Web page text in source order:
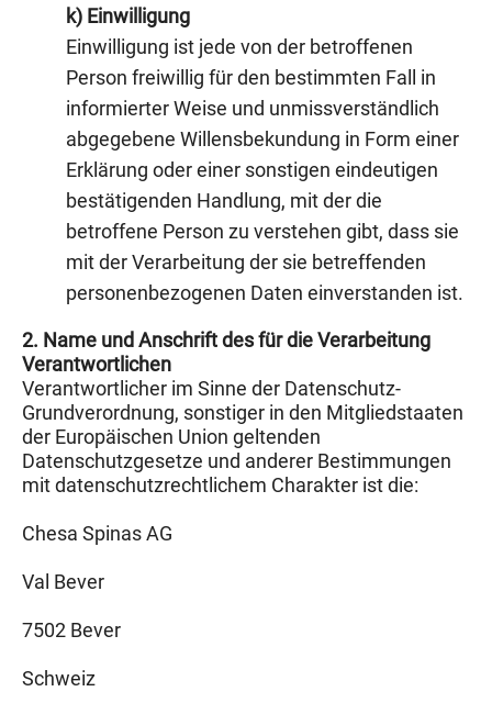
k) Einwilligung
Einwilligung ist jede von der betroffenen
Person freiwillig für den bestimmten Fall in
informierter Weise und unmissverständlich
abgegebene Willensbekundung in Form einer
Erklärung oder einer sonstigen eindeutigen
bestätigenden Handlung, mit der die
betroffene Person zu verstehen gibt, dass sie
mit der Verarbeitung der sie betreffenden
personenbezogenen Daten einverstanden ist.
2. Name und Anschrift des für die Verarbeitung
Verantwortlichen
Verantwortlicher im Sinne der Datenschutz-
Grundverordnung, sonstiger in den Mitgliedstaaten
der Europäischen Union geltenden
Datenschutzgesetze und anderer Bestimmungen
mit datenschutzrechtlichem Charakter ist die:
Chesa Spinas AG
Val Bever
7502 Bever
Schweiz